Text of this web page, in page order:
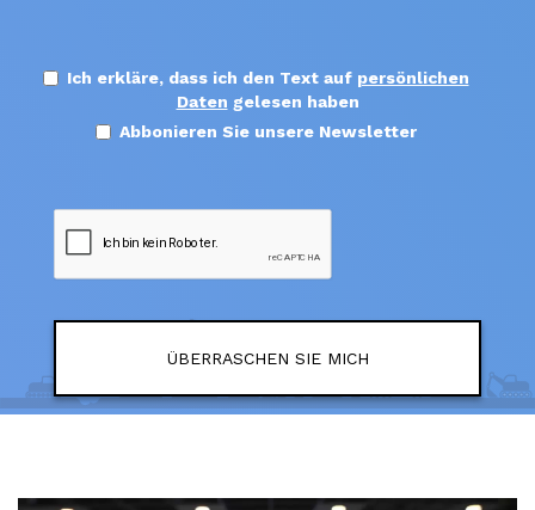
Ich erkläre, dass ich den Text auf persönlichen
Daten gelesen haben
Abbonieren Sie unsere Newsletter
ÜBERRASCHEN SIE MICH